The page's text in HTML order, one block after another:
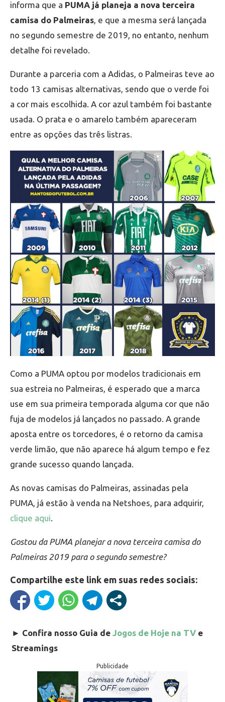
informa que a PUMA já planeja a nova terceira
camisa do Palmeiras , e que a mesma será lançada
no segundo semestre de 2019, no entanto, nenhum
detalhe foi revelado.
Durante a parceria com a Adidas, o Palmeiras teve ao
todo 13 camisas alternativas, sendo que o verde foi
a cor mais escolhida. A cor azul também foi bastante
usada. O prata e o amarelo também apareceram
entre as opções das três listras.
Como a PUMA optou por modelos tradicionais em
sua estreia no Palmeiras, é esperado que a marca
use em sua primeira temporada alguma cor que não
fuja de modelos já lançados no passado. A grande
aposta entre os torcedores, é o retorno da camisa
verde limão, que não aparece há algum tempo e fez
grande sucesso quando lançada.
As novas camisas do Palmeiras, assinadas pela
PUMA, já estão à venda na Netshoes, para adquirir,
clique aqui
Gostou da PUMA planejar a nova terceira camisa do
Palmeiras 2019 para o segundo semestre?
Compartilhe este link em suas redes sociais:
► Confira nosso Guia de Jogos de Hoje na TV e
Streamings
Publicidade